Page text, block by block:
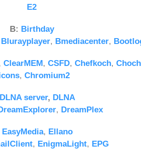
E2
B: Birthday
Blurayplayer, Bmediacenter,
ClearMEM, CSFD, Chefkoch,
, Chromium2
DLNA server, DLNA
, DreamPlex
EasyMedia, Ellano
, EnigmaLight, EPG